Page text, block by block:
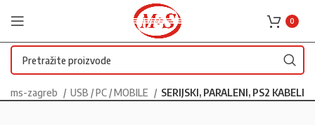
0
ms-zagreb USB / PC / MOBILE SERIJSKI, PARALENI, PS2 KABELI